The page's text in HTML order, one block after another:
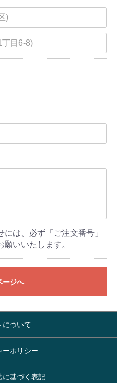
は、必ず「ご注文番号」
いいたします。
ージへ
について
ーポリシー
に基づく表記